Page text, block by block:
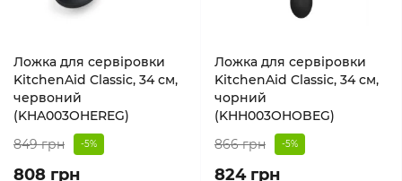
Ложка для сервіровки
KitchenAid Classic, 34 см,
червоний
(KHA003OHEREG)
849 грн
-5%
808 грн
Ложка для сервіровки
KitchenAid Classic, 34 см,
чорний
(KHH003OHOBEG)
866 грн
-5%
824 грн